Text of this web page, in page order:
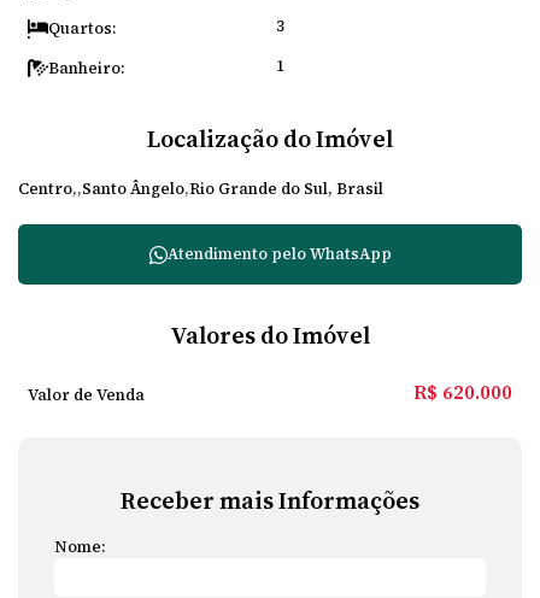
Quartos: 3
Banheiro: 1
Localização do Imóvel
Centro Santo Ângelo Rio Grande do Sul, Brasil
Atendimento peloWhatsApp
Valores do Imóvel
R$ 620.000
Valor de Venda
Receber mais Informações
Nome: